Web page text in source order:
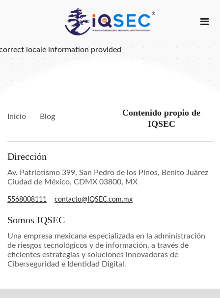
locale information provided
Inicio Blog
Contenido propio de
IQSEC
Dirección
Av. Patriotismo 399, San Pedro de los Pinos, Benito Juárez
Ciudad de México, CDMX 03800, MX
5568008111 contacto@IQSEC.com.mx
Somos IQSEC
Una empresa mexicana especializada en la administración
de riesgos tecnológicos y de información, a través de
eficientes estrategias y soluciones innovadoras de
Ciberseguridad e Identidad Digital.